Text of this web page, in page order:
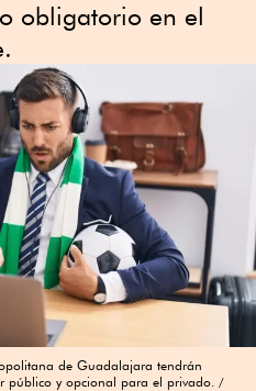
obligatorio en el
de Guadalajara tendrán
público y opcional para el privado.